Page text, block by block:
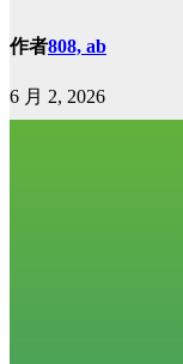
作者808, ab
6 月 2, 2026